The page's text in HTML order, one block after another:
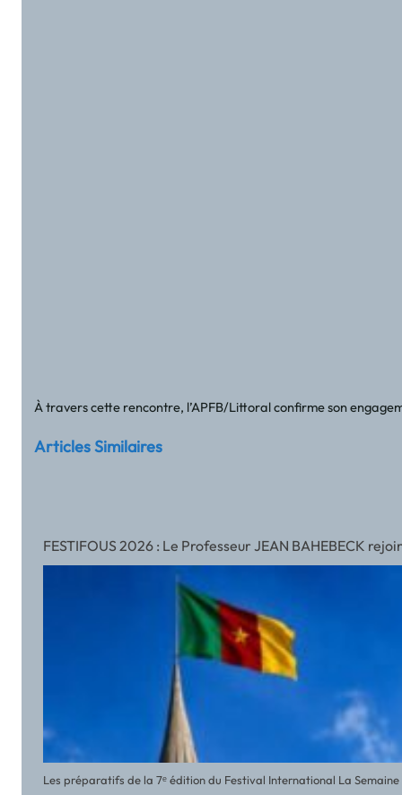
À travers cette rencontre, l’APFB/Littoral confirme son
Articles Similaires
FESTIFOUS 2026 : Le Professeur JEAN BAHEBECK
Les préparatifs de la 7ᵉ édition du Festival International La